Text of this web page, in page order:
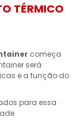
TÉRMICO
começa
será
e a função do
para essa